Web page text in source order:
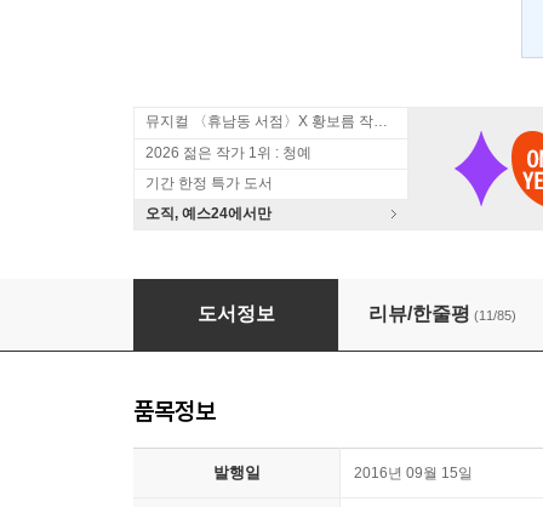
뮤지컬 〈휴남동 서점〉X 황보름 작가 북토크
2026 젊은 작가 1위 : 청예
기간 한정 특가 도서
오직, 예스24에서만
열린책들 창립 30주년 기념 대표 작가 12인 세트
도서정보 리뷰/한줄평 (11/85)
품목정보
발행일 2016년 09월 15일